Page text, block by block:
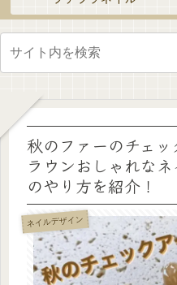
秋のファーのチェ
ラウンおしゃれな
のやり方を紹介！
ネイルデザイン